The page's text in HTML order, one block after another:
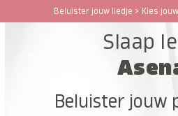
Beluister jouw liedje > Kies
Open
Close
Slaap
Beluister jouw